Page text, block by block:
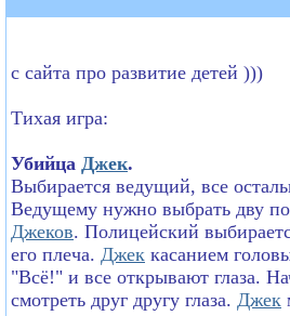
с сайта про развитие детей )))
Тихая игра:
Убийца Джек.
Выбирается ведущий, все
Ведущему нужно выбрать дву
Джеков. Полицейский
его плеча. Джек касанием
"Всё!" и все открывают глаза.
смотреть друг другу глаза. Джек